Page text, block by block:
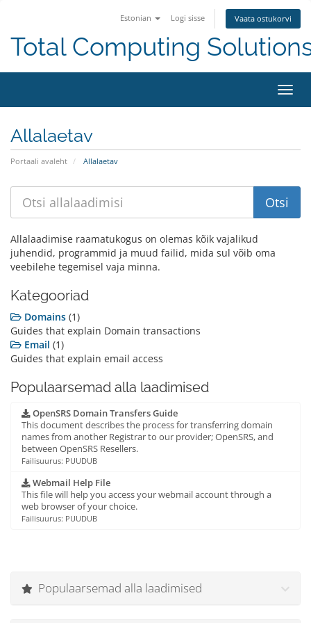
Estonian Logi sisse Vaata ostukorvi
Total Computing
Allalaetav
Portaali avaleht Allalaetav
Allalaadimise raamatukogus on olemas kõik vajalikud
juhendid, programmid ja muud failid, mida sul võib oma
veebilehe tegemisel vaja minna.
Kategooriad
Domains (1)
Guides that explain Domain transactions
Email (1)
Guides that explain email access
Populaarsemad alla laadimised
OpenSRS Domain Transfers Guide
This document describes the process for transferring domain
names from another Registrar to our provider; OpenSRS, and
between OpenSRS Resellers.
Failisuurus: PUUDUB
Webmail Help File
This file will help you access your webmail account through a
web browser of your choice.
Failisuurus: PUUDUB
Populaarsemad alla laadimised